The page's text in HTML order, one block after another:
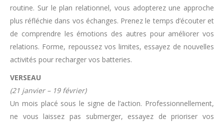
routine. Sur le plan relationnel, vous adopterez une approche
plus réfléchie dans vos échanges. Prenez le temps d’écouter et
de comprendre les émotions des autres pour améliorer vos
relations. Forme, repoussez vos limites, essayez de nouvelles
activités pour recharger vos batteries.
VERSEAU
(21 janvier – 19 février)
Un mois placé sous le signe de l’action. Professionnellement,
ne vous laissez pas submerger, essayez de prioriser vos